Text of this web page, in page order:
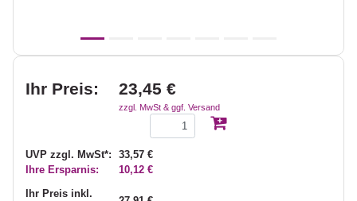
Ihr Preis: 23,45 €
zzgl. MwSt & ggf. Versand
UVP zzgl. MwSt*:
33,57 €
Ihre Ersparnis:
10,12 €
Ihr Preis inkl.